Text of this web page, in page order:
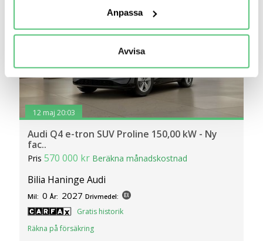
Du kan ändra eller dra tillbaka ditt samtycke när som
helst från cookie-förklaringen.
en säker - och trygg marknadsplats och för att kunna ge
dig relevanta tips, nyheter och anpassad reklam. Genom
att klicka på Tillåt alla godkänner du vår hantering av
cookies och samtycker till att vi mäter och delar
information om din användning av webbplatsen med våra
partners. För att ändra vilka typer av cookies vi använder
inställningar för cookies.
Anpassa
Avvisa
12 maj 20:03
Audi Q4 e-tron SUV Proline 150,00 kW - Ny
fac..
Pris570 000 kr Beräkna månadskostnad
Bilia Haninge Audi
Mil: 0 År: 2027 Drivmedel:
Gratis historik
Räkna på försäkring